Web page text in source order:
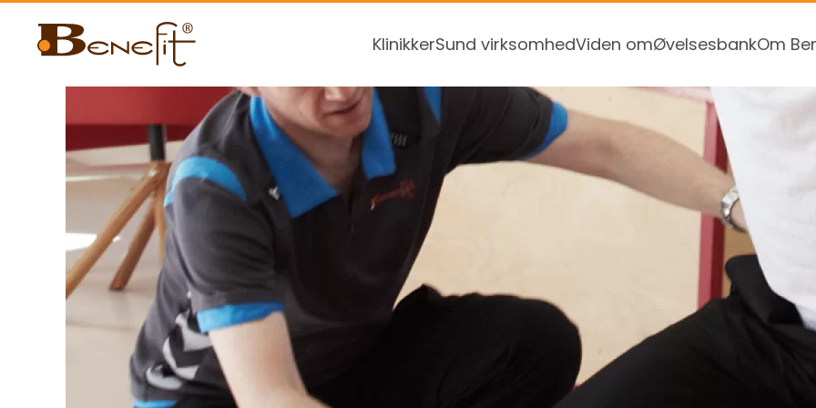
KlinikkerSund virksomhedViden omØvelsesbankOm